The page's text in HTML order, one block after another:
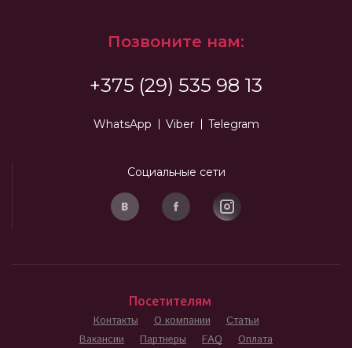
Позвоните нам:
+375 (29) 535 98 13
WhatsApp Viber Telegram
Социальные сети
Посетителям
Контакты О компании
Статьи
Вакансии
Партнеры FAQ Оплата